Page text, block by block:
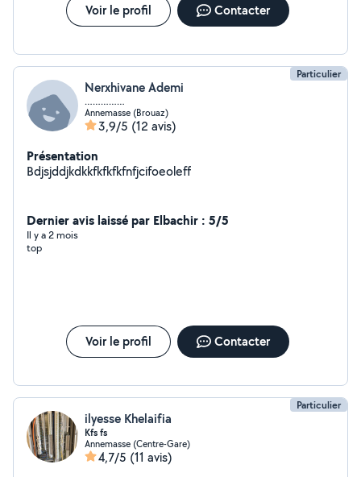
Voir le profil Contacter
Particulier
Nerxhivane Ademi
……………
Annemasse (Brouaz)
3,9/5 (12 avis)
Présentation
Bdjsjddjkdkkfkfkfkfnfjcifoeoleff
Dernier avis laissé par Elbachir : 5/5
Il y a 2 mois
top
Voir le profil Contacter
Particulier
ilyesse Khelaifia
Kfs fs
Annemasse (Centre-Gare)
4,7/5 (11 avis)